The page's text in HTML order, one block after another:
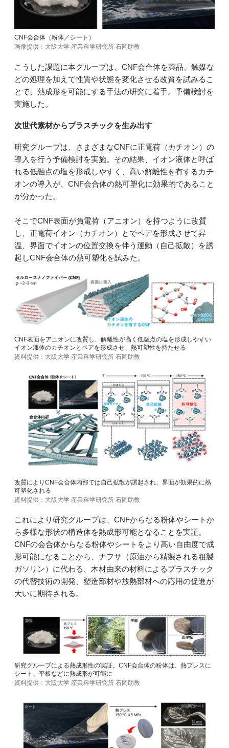
CNF会合体（粉体／シート）
画像提供：大阪大学 産業科学研究所 石岡助教
こうした課題に本グループは、CNF会合体を薬品、触媒な
どの処理を加えて性質や状態を変化させる改質を試みるこ
とで、熱成形を可能にする手法の研究に着手。予備検討を
実施した。
次世代素材からプラスチックを生み出す
研究グループは、さまざまなCNFに正電荷（カチオン）の
導入を行う予備検討を実施。その結果、イオン液体と呼ば
れる低融点の塩を形成しやすく、高い解離性を有するカチ
オンの導入が、CNF会合体の熱可塑化に効果的であること
が分かった。
そこでCNF表面が負電荷（アニオン）を持つように改質
し、正電荷イオン（カチオン）とでペアを形成させて昇
温、界面でイオンの位置交換を伴う運動（自己拡散）を誘
起しCNF会合体の熱可塑化を試みた。
CNF表面をアニオンに改質し、解離性が高く低融点の塩を形成しやすい
イオン液体のカチオンとペアを形成させ、熱可塑性を持たせる
資料提供：大阪大学 産業科学研究所 石岡助教
改質によりCNF会合体内部では自己拡散が誘起され、界面が効果的に熱
可塑化される
資料提供：大阪大学 産業科学研究所 石岡助教
これにより研究グループは、CNFからなる粉体やシートか
ら多様な形状の構造体を熱成形可能となることを実証。
CNFの会合体からなる粉体やシートをより高い自由度で成
形可能になることから、ナフサ（原油から精製される粗製
ガソリン）に代わる、木材由来の材料によるプラスチック
の代替技術の開発、塑造部材や放熱部材への応用の促進が
大いに期待される。
研究グループによる熱成形性の実証。CNF会合体の粉体は、熱プレスに
シート、平板などに熱成形が可能に
資料提供：大阪大学 産業科学研究所 石岡助教